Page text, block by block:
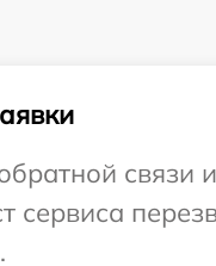
связи
сервиса